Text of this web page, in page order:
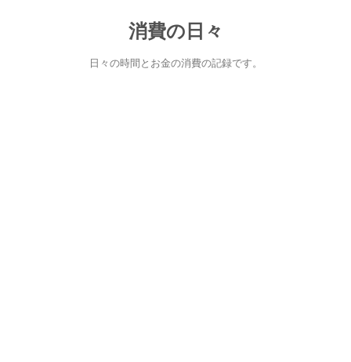
消費の日々
日々の時間とお金の消費の記録です。